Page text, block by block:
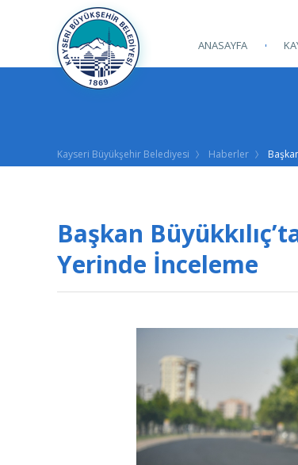
ANASAYFA
Kayseri Büyükşehir Belediyesi Haberler
Başkan
Yerinde İnceleme